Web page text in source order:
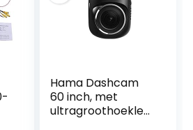
Hama Dashcam
60 inch, met
ultragroothoeklen